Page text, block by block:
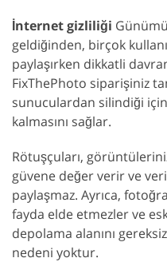
İnternet gizliliği
geldiğinden, birçok
paylaşırken dikkatli
FixThePhoto siparişiniz
sunuculardan silindiği
kalmasını sağlar.
Rötuşçuları,
güvene değer verir ve
paylaşmaz. Ayrıca,
fayda elde etmezler ve
depolama alanını
nedeni yoktur.